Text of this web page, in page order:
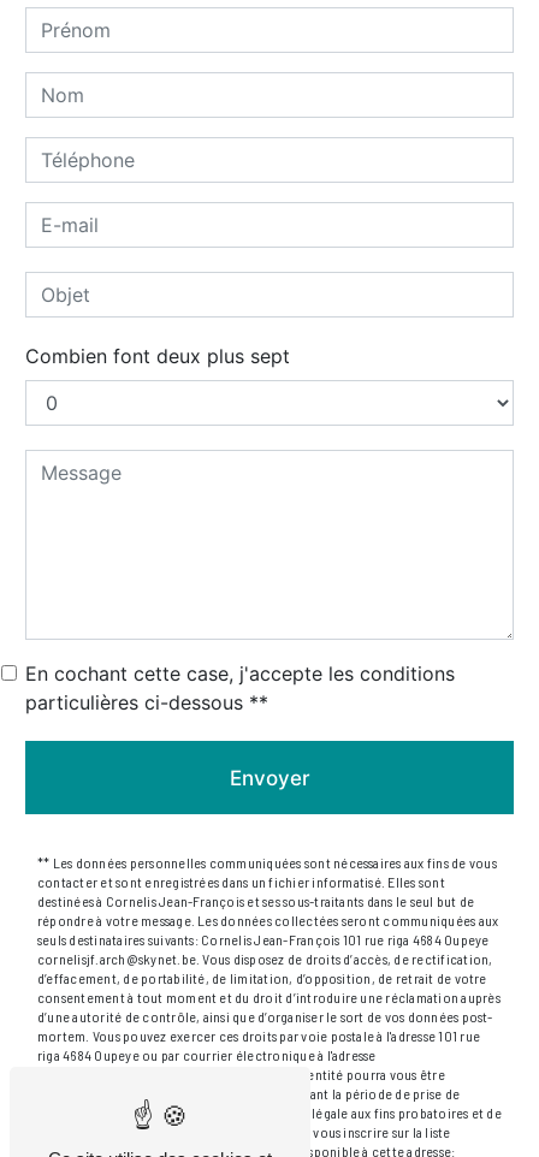
Combien font deux plus sept
En cochant cette case, j'accepte les conditions
particulières ci-dessous **
Envoyer
** Les données personnelles communiquées sont nécessaires aux fins de vous
contacter et sont enregistrées dans un fichier informatisé. Elles sont
destinées à Cornelis Jean-François et ses sous-traitants dans le seul but de
répondre à votre message. Les données collectées seront communiquées aux
seuls destinataires suivants: Cornelis Jean-François 101 rue riga 4684 Oupeye
cornelisjf.arch@skynet.be. Vous disposez de droits d’accès, de rectification,
d’effacement, de portabilité, de limitation, d’opposition, de retrait de votre
consentement à tout moment et du droit d’introduire une réclamation auprès
d’une autorité de contrôle, ainsi que d’organiser le sort de vos données post-
mortem. Vous pouvez exercer ces droits par voie postale à l'adresse 101 rue
riga 4684 Oupeye ou par courrier électronique à l'adresse
cornelisjf.arch@skynet.be. Un justificatif d'identité pourra vous être
demandé. Nous conservons vos données pendant la période de prise de
contact puis pendant la durée de prescription légale aux fins probatoires et de
gestion des contentieux. Vous avez le droit de vous inscrire sur la liste
d'opposition au démarchage téléphonique, disponible à cette adresse: